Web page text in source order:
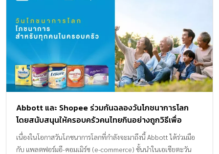
Abbott และ Shopee ร่วมกันฉลองวันโภชนาการโลก
โดยสนับสนุนให้ครอบครัวคนไทยกินอย่างถูกวิธีเพื่อ
สุขภาพ
เนื่องในโอกาสวันโภชนาการโลกที่กำลังจะมาถึงนี้ Abbott ได้ร่วมมือ
กับ แพลตฟอร์มอี-คอมเมิร์ซ (e-commerce) ชั้นนำในเอเชียตะวัน